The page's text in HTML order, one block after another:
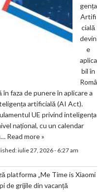
gența
Artifi
cială
devin
e
aplica
bil în
Româ
faza de punere în aplicare a
artificială (AI Act).
UE privind inteligența
național, cu un calendar
Read more »
iulie 27, 2026 - 6:27 am
platforma „Me Time is Xiaomi
de grijile din vacanță